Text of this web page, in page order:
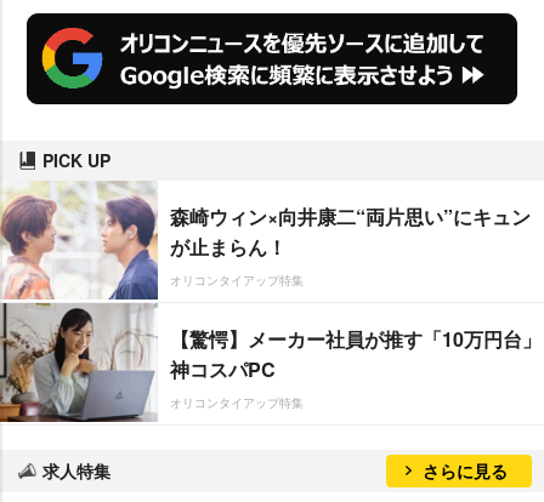
PICK UP
森崎ウィン×向井康二“両片思い”にキュン
が止まらん！
オリコンタイアップ特集
【驚愕】メーカー社員が推す「10万円台」
神コスパPC
オリコンタイアップ特集
求人特集 さらに見る